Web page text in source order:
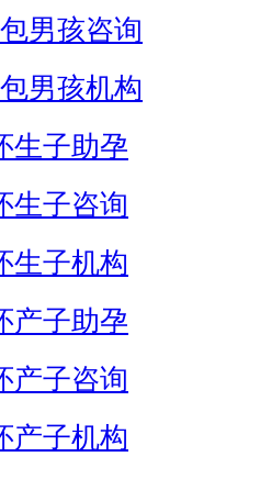
男孩咨询
男孩机构
生子助孕
生子咨询
生子机构
产子助孕
产子咨询
产子机构